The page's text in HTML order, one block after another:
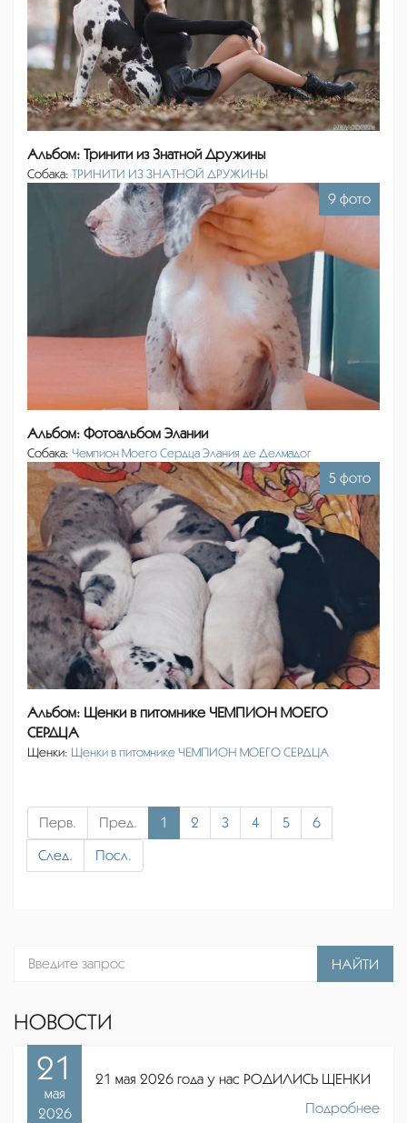
Альбом: Тринити из Знатной Дружины
Собака: ТРИНИТИ ИЗ ЗНАТНОЙ ДРУЖИНЫ
9 фото
Альбом: Фотоальбом Элании
Собака: Чемпион Моего Сердца Элания де Делмадог
5 фото
Альбом: Щенки в питомнике ЧЕМПИОН МОЕГО
СЕРДЦА
Щенки: Щенки в питомнике ЧЕМПИОН МОЕГО СЕРДЦА
Перв. Пред. 1 2 3 4 5 6
След. Посл.
НАЙТИ
НОВОСТИ
21
мая
2026
21 мая 2026 года у нас РОДИЛИСЬ ЩЕНКИ
Подробнее